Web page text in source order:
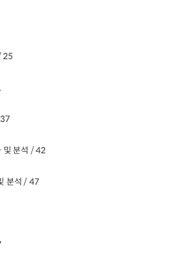
25
및 분석 / 42
분석 / 47